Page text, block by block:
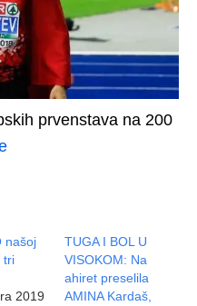
prvenstava na 200
našoj
tri
2019
TUGA I BOL U
VISOKOM: Na
ahiret preselila
AMINA Kardaš,